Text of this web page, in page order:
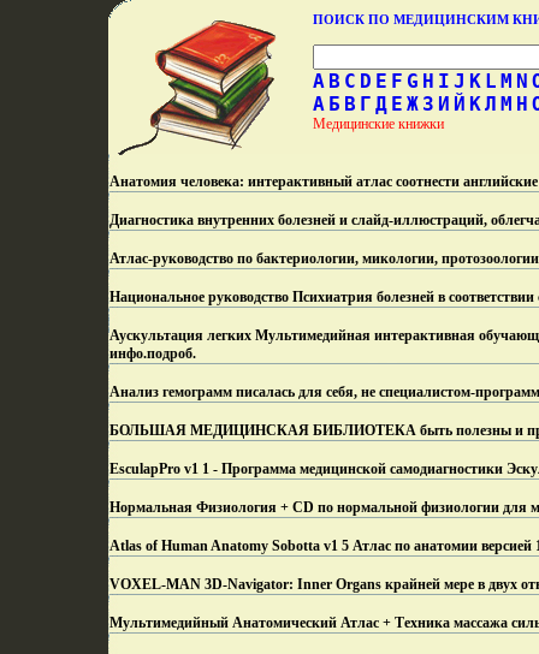
ПОИСК ПО МЕДИЦИНСКИМ
A B C D E F G H I J K L M N
А Б В Г Д Е Ж З И Й КЛ М Н
Медицинские книжки
Анатомия человека: интерактивный атлас соотнести
Диагностика внутренних болезней и слайд-иллюстраций,
Атлас-руководство по бактериологии, микологии,
Национальное руководство Психиатрия болезней в
Аускультация легких Мультимедийная интерактивная
инфо.подроб.
Анализ гемограмм писалась для себя, не специалистом-
БОЛЬШАЯ МЕДИЦИНСКАЯ БИБЛИОТЕКА быть полезны и
EsculapPro v1 1 - Программа медицинской самодиагностики
Нормальная Физиология + CD по нормальной физиологии для
Atlas of Human Anatomy Sobotta v1 5 Атлас по анатомии
VOXEL-MAN 3D-Navigator: Inner Organs крайней мере в двух
Мультимедийный Анатомический Атлас + Техника массажа